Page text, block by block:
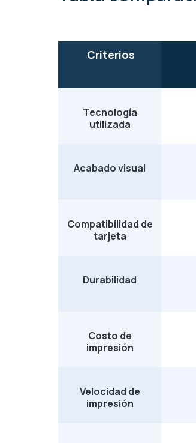
Criterios
Tecnología
utilizada
Acabado visual
Compatibilidad de
tarjeta
Durabilidad
Costo de
impresión
Velocidad de
impresión